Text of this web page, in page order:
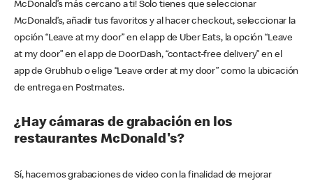
McDonald’s más cercano a ti! Solo tienes que seleccionar
McDonald’s, añadir tus favoritos y al hacer checkout, seleccionar la
opción “Leave at my door” en el app de Uber Eats, la opción “Leave
at my door” en el app de DoorDash, “contact-free delivery” en el
app de Grubhub o elige “Leave order at my door” como la ubicación
de entrega en Postmates.
¿Hay cámaras de grabación en los
restaurantes McDonald's?
Sí, hacemos grabaciones de video con la finalidad de mejorar